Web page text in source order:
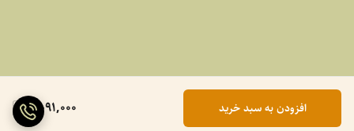
2,091,000 افزودن به سبد خرید